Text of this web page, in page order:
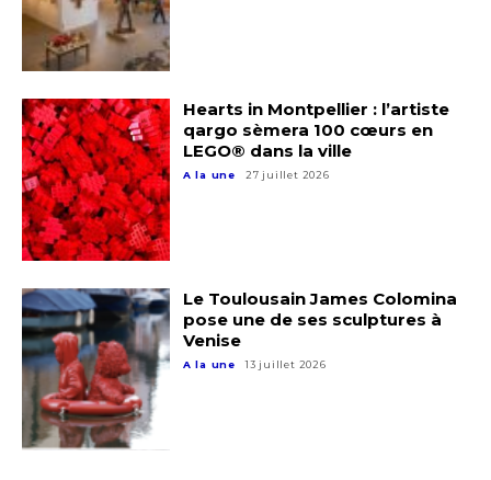
Nom
Prénom
Statut / Organisation
* Champ obligatoire
Adresse email*
Nom
Prénom
Statut / Organisation
J'accepte les termes et conditions
Hearts in Montpellier : l’artiste
qargo sèmera 100 cœurs en
LEGO® dans la ville
A la une 27 juillet 2026
Le Toulousain James Colomina
pose une de ses sculptures à
Venise
A la une 13 juillet 2026